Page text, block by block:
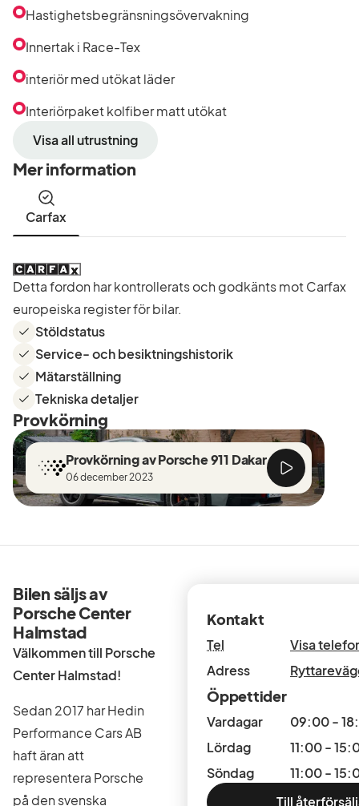
Hastighetsbegränsningsövervakning
Innertak i Race-Tex
interiör med utökat läder
Interiörpaket kolfiber matt utökat
Visa all utrustning
Mer information
Carfax
Detta fordon har kontrollerats och godkänts mot Carfax
europeiska register för bilar.
Stöldstatus
Service- och besiktningshistorik
Mätarställning
Tekniska detaljer
Provkörning
Provkörning av Porsche 911 Dakar
06 december 2023
Bilen säljs av
Porsche Center
Halmstad
Välkommen till Porsche
Center Halmstad!
Sedan 2017 har Hedin
Performance Cars AB
haft äran att
representera Porsche
på den svenska
Kontakt
Tel
Visa
Adress
Öppettider
Vardagar
09:00 -
Lördag
11:00 -
Söndag
11:00 -
Till